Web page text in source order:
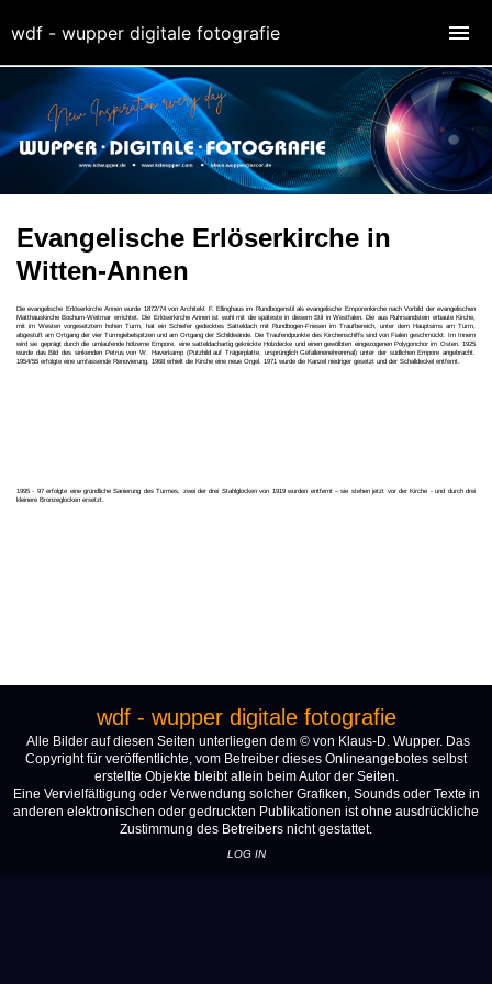
Evangelische Erlöserkirche in
Witten-Annen
Die evangelische Erlöserkirche Annen wurde 1872/74 von Architekt F. Ellinghaus im Rundbogenstil als evangelische Emporenkirche nach Vorbild der evangelischen
Matthäuskirche Bochum-Weitmar errichtet. Die Erlöserkirche Annen ist wohl mit die späteste in diesem Stil in Westfalen. Die aus Ruhrsandstein erbaute Kirche,
mit im Westen vorgesetztem hohen Turm, hat ein Schiefer gedecktes Satteldach mit Rundbogen-Friesen im Traufbereich, unter dem Hauptsims am Turm,
abgestuft am Ortgang der vier Turmgiebelspitzen und am Ortgang der Schildwände. Die Traufendpunkte des Kirchenschiffs sind von Fialen geschmückt. Im Innern
wird sie geprägt durch die umlaufende hölzerne Empore, eine satteldachartig geknickte Holzdecke und einen gewölbten eingezogenen Polygonchor im Osten. 1925
wurde das Bild des sinkenden Petrus von W. Haverkamp (Putzbild auf Trägerplatte, ursprünglich Gefallenenehrenmal) unter der südlichen Empore angebracht.
1954/55 erfolgte eine umfassende Renovierung. 1968 erhielt die Kirche eine neue Orgel. 1971 wurde die Kanzel niedriger gesetzt und der Schalldeckel entfernt.
1995 - 97 erfolgte eine gründliche Sanierung des Turmes, zwei der drei Stahlglocken von 1919 wurden entfernt – sie stehen jetzt vor der Kirche - und durch drei
kleinere Bronzeglocken ersetzt.
wdf - wupper digitale fotografie
Alle Bilder auf diesen Seiten unterliegen dem © von Klaus-D. Wupper. Das
Copyright für veröffentlichte, vom Betreiber dieses Onlineangebotes selbst
erstellte Objekte bleibt allein beim Autor der Seiten.
Eine Vervielfältigung oder Verwendung solcher Grafiken, Sounds oder Texte in
anderen elektronischen oder gedruckten Publikationen ist ohne ausdrückliche
Zustimmung des Betreibers nicht gestattet.
LOG IN
wdf - wupper digitale fotografie